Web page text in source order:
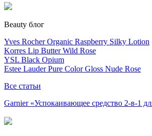
Beauty блог
Yves Rocher Organic Raspberry Silky Lotion
Korres Lip Butter Wild Rose
YSL Black Opium
Estee Lauder Pure Color Gloss Nude Rose
Все статьи
Garnier «Успокаивающее средство 2-в-1